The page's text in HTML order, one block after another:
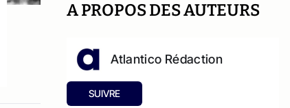
A PROPOS DES AUTEURS
Atlantico Rédaction
SUIVRE